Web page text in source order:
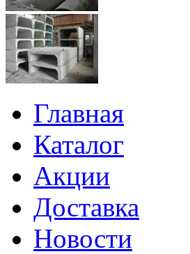
Главная
Каталог
Акции
Доставка
Новости